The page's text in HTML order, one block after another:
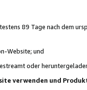
89 Tage nach dem
Website; und
oder
verwenden und